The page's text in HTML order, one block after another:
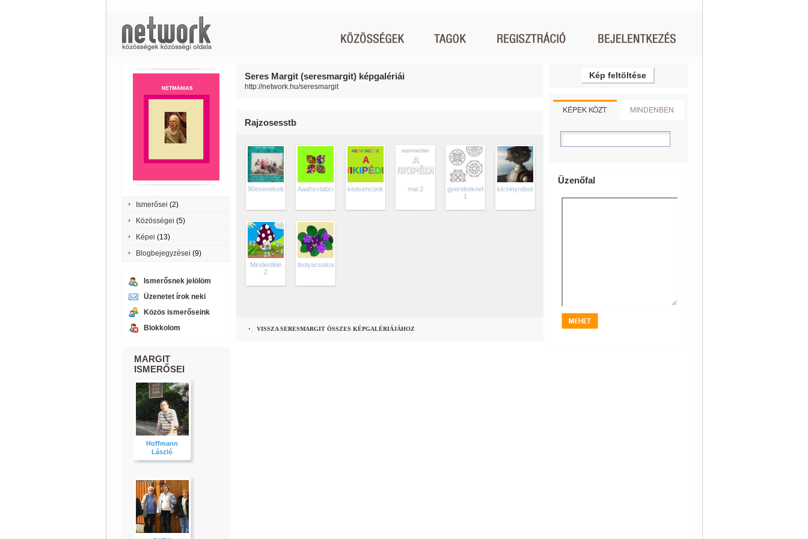
Ismerősei (2)
Közösségei (5)
Képei (13)
Blogbejegyzései (9)
Ismerősnek jelölöm
Üzenetet írok neki
Közös ismerőseink
Blokkolom
MARGIT
ISMERŐSEI
Hoffmann
László
Seres Margit (seresmargit) képgalériái
http://network.hu/seresmargit
Rajzosesstb
90esevekelejeAfitturazokreszbenAaahsvtabcd20250418_185735893
kedvencünk mai 2
gyerekeknek
1
kicsinyrobotka
Mindenféle
2
ibolyacsokoraranyoshatterrel
VISSZA SERESMARGIT ÖSSZES KÉPGALÉRIÁJÁHOZ
Kép feltöltése
KÉPEK KÖZT MINDENBEN
Üzenőfal